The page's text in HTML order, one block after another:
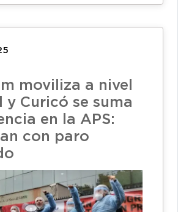
moviliza a nivel
y Curicó se suma
en la APS:
con paro